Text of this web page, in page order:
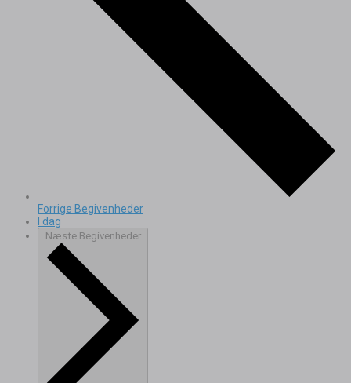
Forrige Begivenheder
I dag
Næste Begivenheder